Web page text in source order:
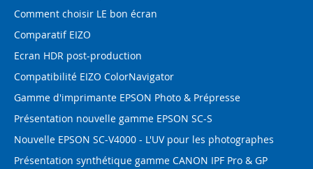
Comment choisir LE bon écran
Comparatif EIZO
Ecran HDR post-production
Compatibilité EIZO ColorNavigator
Gamme d'imprimante EPSON Photo & Prépresse
Présentation nouvelle gamme EPSON SC-S
Nouvelle EPSON SC-V4000 - L'UV pour les photographes
Présentation synthétique gamme CANON IPF Pro & GP